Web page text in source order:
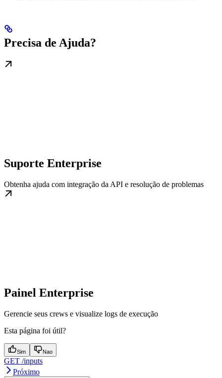
Precisa de Ajuda?
Suporte Enterprise
Obtenha ajuda com integração da API e resolução de problemas
Painel Enterprise
Gerencie seus crews e visualize logs de execução
Esta página foi útil?
Sim Nao
GET /inputs
Próximo